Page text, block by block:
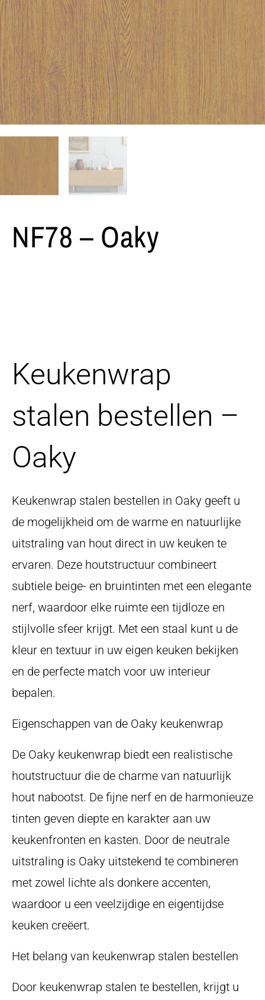
NF78 – Oaky
Keukenwrap
stalen bestellen –
Oaky
Keukenwrap stalen bestellen in Oaky geeft u
de mogelijkheid om de warme en natuurlijke
uitstraling van hout direct in uw keuken te
ervaren. Deze houtstructuur combineert
subtiele beige- en bruintinten met een elegante
nerf, waardoor elke ruimte een tijdloze en
stijlvolle sfeer krijgt. Met een staal kunt u de
kleur en textuur in uw eigen keuken bekijken
en de perfecte match voor uw interieur
bepalen.
Eigenschappen van de Oaky keukenwrap
De Oaky keukenwrap biedt een realistische
houtstructuur die de charme van natuurlijk
hout nabootst. De fijne nerf en de harmonieuze
tinten geven diepte en karakter aan uw
keukenfronten en kasten. Door de neutrale
uitstraling is Oaky uitstekend te combineren
met zowel lichte als donkere accenten,
waardoor u een veelzijdige en eigentijdse
keuken creëert.
Het belang van keukenwrap stalen bestellen
Door keukenwrap stalen te bestellen, krijgt u